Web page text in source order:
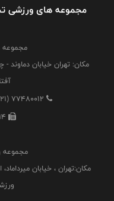
مجموعه های ورزشی
مجموعه
مکان: تهران خیابان دماوند
77480012
مکان:تهران ، خیابان